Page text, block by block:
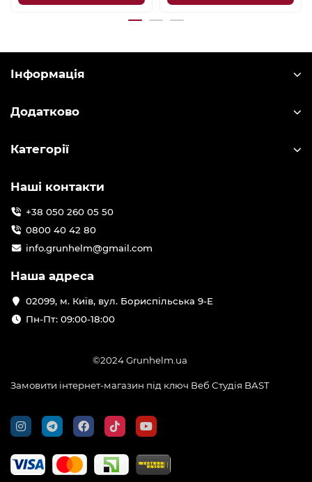
Інформація
Додатково
Категорії
Наші контакти
+38 050 260 05 50
0800 40 42 80
info.grunhelm@gmail.com
Наша адреса
02099, м. Київ, вул. Бориспільська 9-Е
Пн-Пт: 09:00-18:00
©2024 Grunhelm.ua
Замовити інтернет-магазин під ключ Веб Студія BAST